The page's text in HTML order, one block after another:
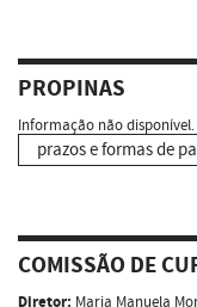
PROPINAS
Informação não disponível.
prazos e formas de
COMISSÃO DE
Diretor: Maria Manuela